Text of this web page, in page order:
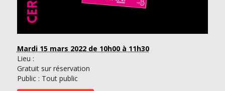
Mardi 15 mars 2022 de 10h00 à 11h30
Lieu :
Gratuit sur réservation
Public : Tout public